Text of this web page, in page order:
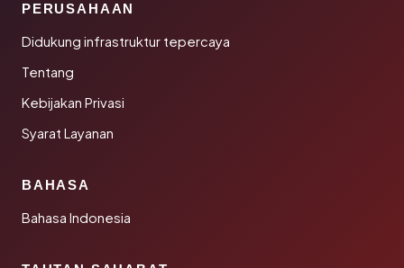
PERUSAHAAN
Didukung infrastruktur tepercaya
Tentang
Kebijakan Privasi
Syarat Layanan
BAHASA
Bahasa Indonesia